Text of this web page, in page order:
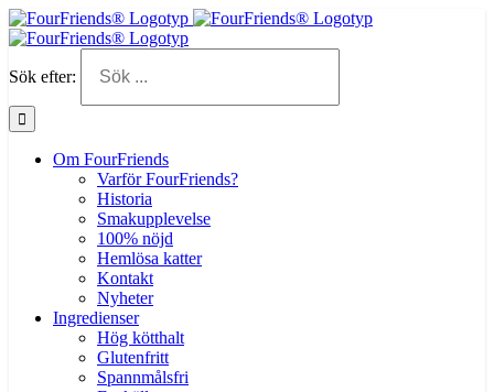
Sök efter:
Om FourFriends
Varför FourFriends?
Historia
Smakupplevelse
100% nöjd
Hemlösa katter
Kontakt
Nyheter
Ingredienser
Hög kötthalt
Glutenfritt
Spannmålsfri